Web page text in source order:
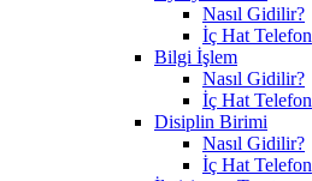
Nasıl Gidilir?
İç Hat Telefon
Bilgi İşlem
Nasıl Gidilir?
İç Hat Telefon
Disiplin Birimi
Nasıl Gidilir?
İç Hat Telefon